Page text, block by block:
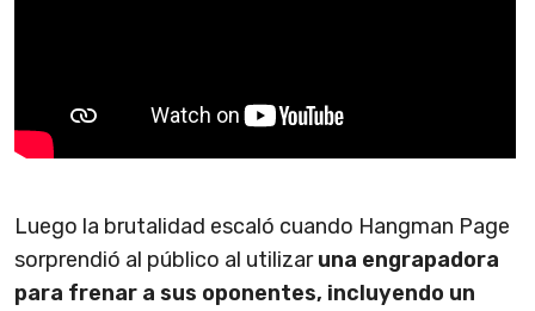
Luego la brutalidad escaló cuando Hangman Page
sorprendió al público al utilizaruna engrapadora
para frenar a sus oponentes, incluyendo un